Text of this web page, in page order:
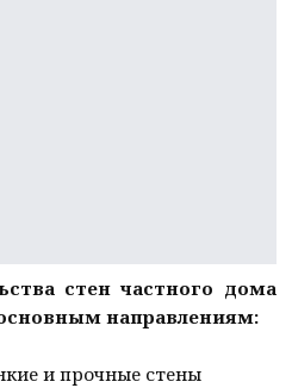
стен частного дома
направлениям:
и прочные стены